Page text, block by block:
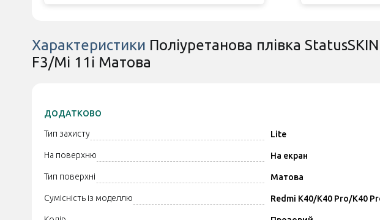
Характеристики Поліуретанова плівка
F3/Mi 11i Матова
ДОДАТКОВО
Тип захисту Lite
На поверхню На екран
Тип поверхні Матова
Сумісність із моделлю Redmi K40/K40 Pro/K40